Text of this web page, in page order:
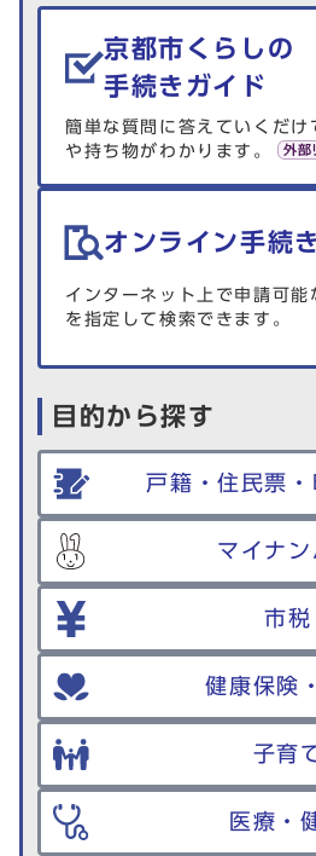
生活情報を探す
京都市くらしの
手続きガイド
簡単な質問に答えていくだけ
や持ち物がわかります。
オンライン手続
インターネット上で申請可能
を指定して検索できます。
目的から探す
戸籍・住民票
マイナン
市税
健康保険
子育
医療・